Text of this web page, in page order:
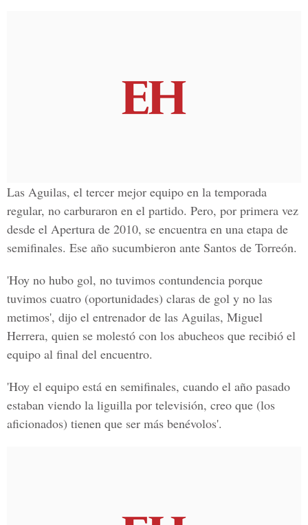
Las Aguilas, el tercer mejor equipo en la temporada
regular, no carburaron en el partido. Pero, por primera vez
desde el Apertura de 2010, se encuentra en una etapa de
semifinales. Ese año sucumbieron ante Santos de Torreón.
'Hoy no hubo gol, no tuvimos contundencia porque
tuvimos cuatro (oportunidades) claras de gol y no las
metimos', dijo el entrenador de las Aguilas, Miguel
Herrera, quien se molestó con los abucheos que recibió el
equipo al final del encuentro.
'Hoy el equipo está en semifinales, cuando el año pasado
estaban viendo la liguilla por televisión, creo que (los
aficionados) tienen que ser más benévolos'.